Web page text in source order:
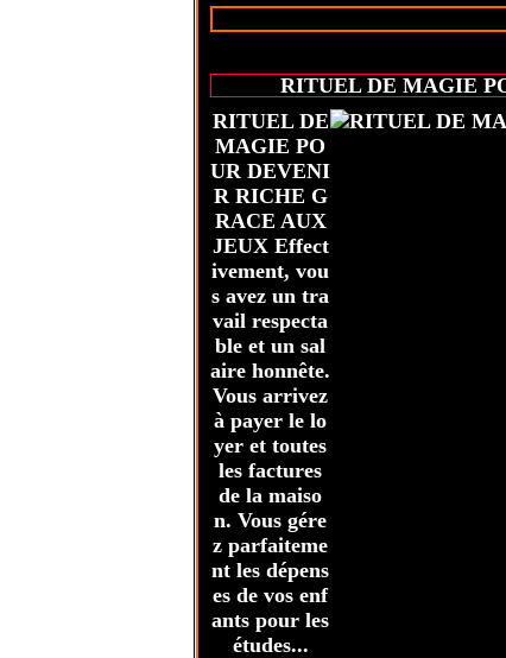
RITUEL DE MAGIE
RITUEL DE
MAGIE PO
UR DEVENI
R RICHE G
RACE AUX
JEUX Effect
ivement, vou
s avez un tra
vail respecta
ble et un sal
aire honnête.
Vous arrivez
à payer le lo
yer et toutes
les factures
de la maiso
n. Vous gére
z parfaiteme
nt les dépens
es de vos enf
ants pour les
études...